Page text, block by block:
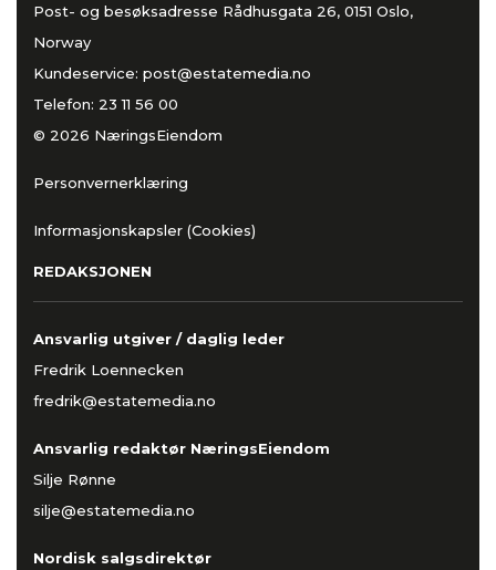
Post- og besøksadresse Rådhusgata 26, 0151 Oslo,
Norway
Kundeservice: post@estatemedia.no
Telefon: 23 11 56 00
© 2026 NæringsEiendom
Personvernerklæring
Informasjonskapsler (Cookies)
REDAKSJONEN
Ansvarlig utgiver / daglig leder
Fredrik Loennecken
fredrik@estatemedia.no
Ansvarlig redaktør NæringsEiendom
Silje Rønne
silje@estatemedia.no
Nordisk salgsdirektør